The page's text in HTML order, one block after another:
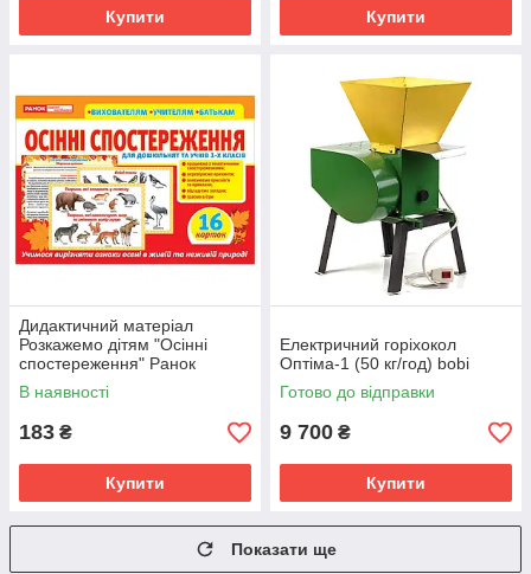
Купити Купити
Дидактичний матеріал
Розкажемо дітям "Осінні
спостереження" Ранок
10107187У, 16 карток
В наявності
183 ₴
Купити
Електричний горіхокол
Оптіма-1 (50 кг/год) bobi
Готово до відправки
9 700 ₴
Купити
Показати ще